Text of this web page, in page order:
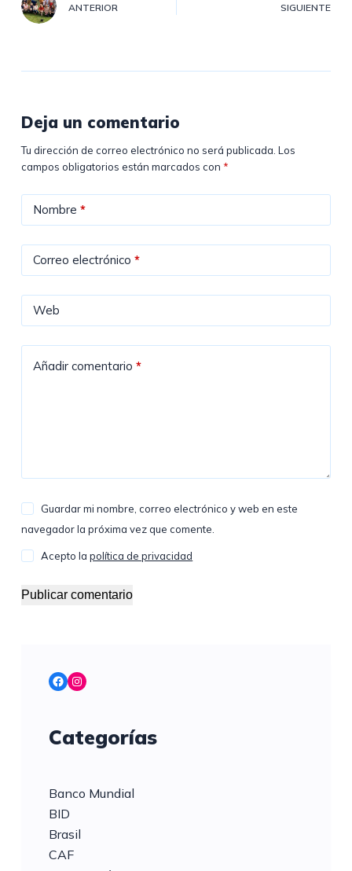
ANTERIOR SIGUIENTE
Deja un comentario
Tu dirección de correo electrónico no será publicada. Los
campos obligatorios están marcados con *
Nombre *
Correo electrónico *
Web
Añadir comentario *
Guardar mi nombre, correo electrónico y web en este
navegador la próxima vez que comente.
Acepto lapolítica de privacidad
Publicar comentario
Facebook
Instagram
Categorías
Banco Mundial
BID
Brasil
CAF